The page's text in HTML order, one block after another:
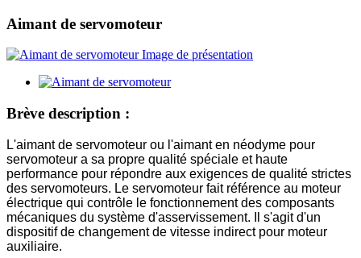
Aimant de servomoteur
Brève description :
L'aimant de servomoteur ou l'aimant en néodyme pour
servomoteur a sa propre qualité spéciale et haute
performance pour répondre aux exigences de qualité strictes
des servomoteurs. Le servomoteur fait référence au moteur
électrique qui contrôle le fonctionnement des composants
mécaniques du système d'asservissement. Il s'agit d'un
dispositif de changement de vitesse indirect pour moteur
auxiliaire.